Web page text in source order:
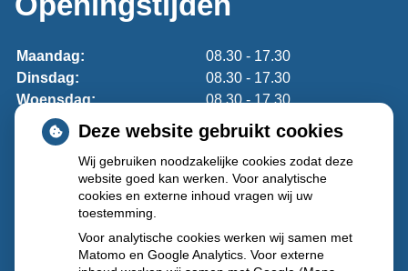
Maandag:
08.30 - 17.30
Dinsdag:
08.30 - 17.30
Woensdag:
08.30 - 17.30
Donderdag:
08.30 - 17.30
Vrijdag:
08.30 - 17.30
Lukt het niet om uw medicijnen tijdens openingstijden op
Meldt u zich dan aan voor onze afhaalautomaat.
Buiten onze openingstijden en op feestdagen
Deze website gebruikt cookies
Wij gebruiken noodzakelijke cookies zodat deze
website goed kan werken. Voor analytische
cookies en externe inhoud vragen wij uw
toestemming.
Voor analytische cookies werken wij samen met
Matomo en Google Analytics. Voor externe